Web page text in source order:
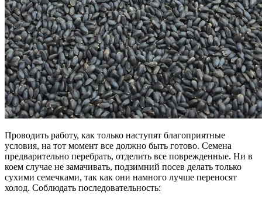
Проводить работу, как только наступят благоприятные
условия, на тот момент все должно быть готово. Семена
предварительно перебрать, отделить все поврежденные. Ни в
коем случае не замачивать, подзимний посев делать только
сухими семечками, так как они намного лучше переносят
холод. Соблюдать последовательность: